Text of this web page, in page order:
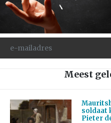
Meest
soldaat
Pieter